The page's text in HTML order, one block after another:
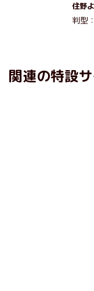
住野
判型
関連の特設